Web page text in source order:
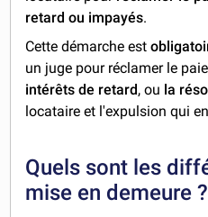
retard ou impayés.
Cette démarche est
un juge pour réclamer le
intérêts de retard, ou la
locataire et l'expulsion qui
Quels sont les
mise en demeure ?